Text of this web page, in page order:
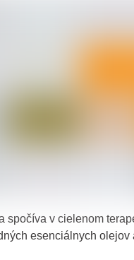
spočíva v cielenom
esenciálnych olejov